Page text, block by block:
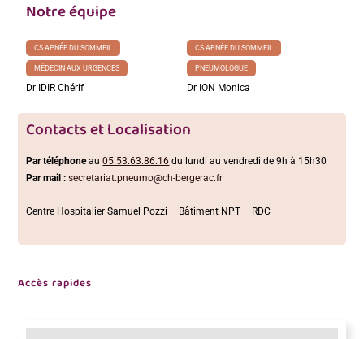
Notre équipe
CS APNÉE DU SOMMEIL
MÉDECIN AUX URGENCES
Dr IDIR Chérif
CS APNÉE DU SOMMEIL
PNEUMOLOGUE
Dr ION Monica
Contacts et Localisation
Par téléphoneau05.53.63.86.16 du lundi au vendredi de 9h à 15h30
Par mail :secretariat.pneumo@ch-bergerac.fr
Centre Hospitalier Samuel Pozzi – Bâtiment NPT – RDC
Accès rapides